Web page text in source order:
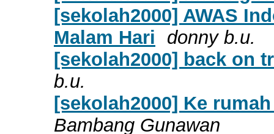
[sekolah2000] AWAS
Malam Hari
donny b.u.
[sekolah2000] back on
b.u.
[sekolah2000] Ke
Bambang Gunawan